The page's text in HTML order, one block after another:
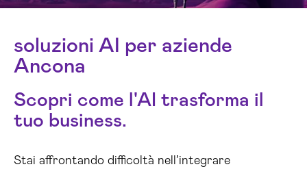
soluzioni AI per aziende
Ancona
Scopri come l'AI trasforma il
tuo business.
Stai affrontando difficoltà nell’integrare